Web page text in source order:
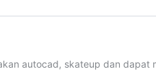
autocad, skateup dan dapat